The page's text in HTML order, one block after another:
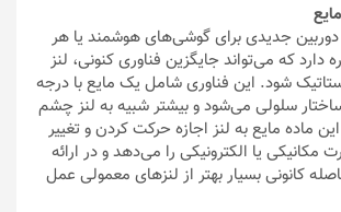
دوربین جدیدی برای گوشی‌های هوشمند یا هر
دارد که می‌تواند جایگزین فناوری کنونی، لنز
شود. این فناوری شامل یک مایع با درجه
سلولی می‌شود و بیشتر شبیه به لنز چشم
ماده مایع به لنز اجازه حرکت کردن و تغییر
یا الکترونیکی را می‌دهد و در ارائه
کانونی بسیار بهتر از لنزهای معمولی عمل